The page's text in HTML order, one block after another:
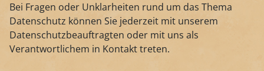
Bei Fragen oder Unklarheiten rund um das Thema
Datenschutz können Sie jederzeit mit unserem
Datenschutzbeauftragten oder mit uns als
Verantwortlichem in Kontakt treten.